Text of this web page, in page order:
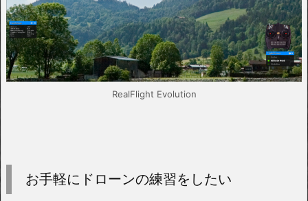
RealFlight Evolution
お手軽にドローンの練習をしたい